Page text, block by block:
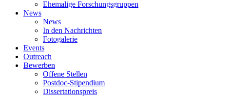
Ehemalige Forschungsgruppen
News
News
In den Nachrichten
Fotogalerie
Events
Outreach
Bewerben
Offene Stellen
Postdoc-Stipendium
Dissertationspreis